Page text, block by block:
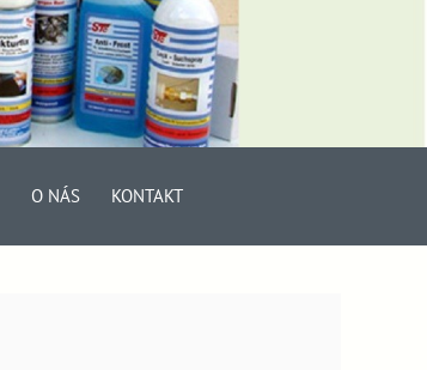
O NÁS KONTAKT